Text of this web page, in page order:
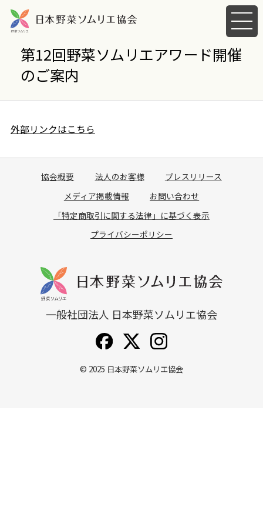
メ
ニ
ー
く
第12回野菜ソムリエアワード開催
のご案内
外部リンクはこちら
協会概要 法人のお客様
プレスリリース
メディア掲載情報
お問い合わせ
「特定商取引に関する法律」に基づく表示
プライバシーポリシー
一般社団法人 日本野菜ソムリエ協会
© 2025 日本野菜ソムリエ協会